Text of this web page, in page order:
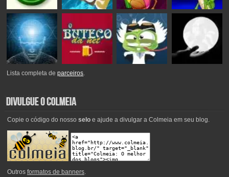
Lista completa deparceiros.
Copie o código do nosso seloe ajude a divulgar a Colmeia em seu blog.
Outros formatos de banners.